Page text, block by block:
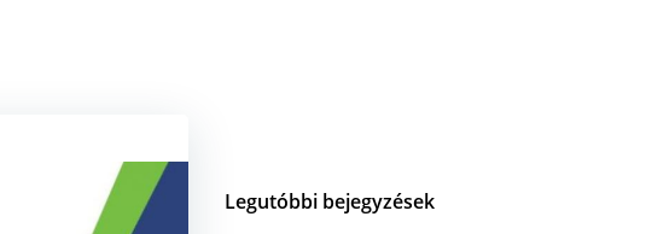
Legutóbbi bejegyzések